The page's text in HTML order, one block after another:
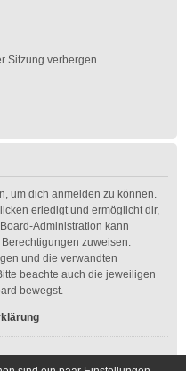
Sitzung verbergen
um dich anmelden zu können.
erledigt und ermöglicht dir,
Administration kann
zuweisen.
und die verwandten
beachte auch die jeweiligen
bewegst.